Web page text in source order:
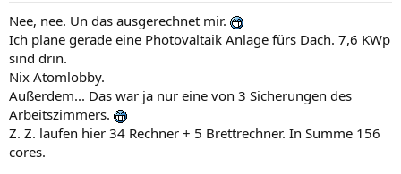
Nee, nee. Un das ausgerechnet mir.
Ich plane gerade eine Photovaltaik Anlage fürs Dach. 7,6 KWp
sind drin.
Nix Atomlobby.
Außerdem... Das war ja nur eine von 3 Sicherungen des
Arbeitszimmers.
Z. Z. laufen hier 34 Rechner + 5 Brettrechner. In Summe 156
cores.